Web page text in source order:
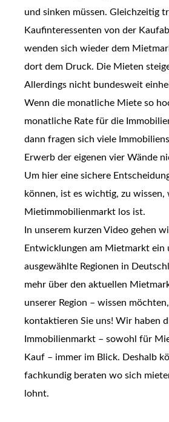
und sinken müssen. Gleichzeitig
Kaufinteressenten von der
wenden sich wieder dem
dort dem Druck. Die Mieten
Allerdings nicht bundesweit
Wenn die monatliche Miete so
monatliche Rate für die
dann fragen sich viele
Erwerb der eigenen vier Wände
Um hier eine sichere
können, ist es wichtig, zu wissen,
Mietimmobilienmarkt los ist.
In unserem kurzen Video gehen
Entwicklungen am Mietmarkt ein
ausgewählte Regionen in
mehr über den aktuellen
unserer Region – wissen
kontaktieren Sie uns! Wir haben
Immobilienmarkt – sowohl für
Kauf – immer im Blick. Deshalb
fachkundig beraten wo sich
lohnt.